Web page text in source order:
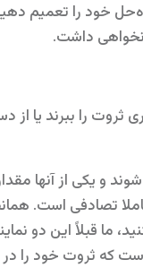
خود را تعمیم دهید
نخواهی داشت.
ثروت را ببرند یا
و یکی از آنها
تصادفی است.
ما قبلاً این دو
است که ثروت خود را